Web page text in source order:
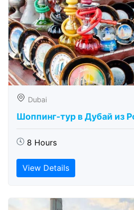
Dubai
Шоппинг-тур в Дубай из
8 Hours
View Details